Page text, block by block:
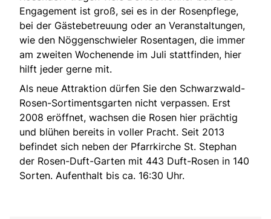
Engagement ist groß, sei es in der Rosenpflege,
bei der Gästebetreuung oder an Veranstaltungen,
wie den Nöggenschwieler Rosentagen, die immer
am zweiten Wochenende im Juli stattfinden, hier
hilft jeder gerne mit.
Als neue Attraktion dürfen Sie den Schwarzwald-
Rosen-Sortimentsgarten nicht verpassen. Erst
2008 eröffnet, wachsen die Rosen hier prächtig
und blühen bereits in voller Pracht. Seit 2013
befindet sich neben der Pfarrkirche St. Stephan
der Rosen-Duft-Garten mit 443 Duft-Rosen in 140
Sorten. Aufenthalt bis ca. 16:30 Uhr.